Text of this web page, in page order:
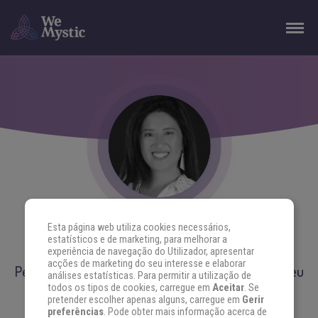
DANIELLE WANG
Permita-se silenciar a sua mente e siga a voz do seu
coração
“Missão: facilitar o direcionamento e evolução da
Esta página web utiliza cookies necessários,
estatísticos e de marketing, para melhorar a
experiência de navegação do Utilizador, apresentar
acções de marketing do seu interesse e elaborar
análises estatísticas. Para permitir a utilização de
todos os tipos de cookies, carregue em Aceitar. Se
pretender escolher apenas alguns, carregue em Gerir
preferências. Pode obter mais informação acerca de